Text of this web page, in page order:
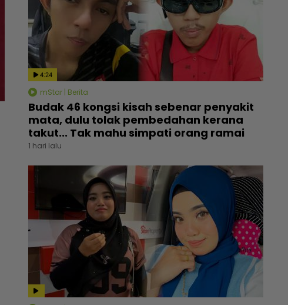
4:24
mStar | Berita
Budak 46 kongsi kisah sebenar penyakit
mata, dulu tolak pembedahan kerana
takut... Tak mahu simpati orang ramai
1 hari lalu